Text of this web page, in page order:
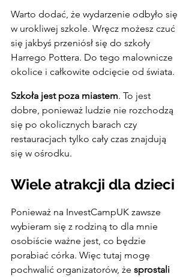
Warto dodać, że wydarzenie odbyło się
w urokliwej szkole. Wręcz możesz czuć
się jakbyś przeniósł się do szkoły
Harrego Pottera. Do tego malownicze
okolice i całkowite odcięcie od świata.
Szkoła jest poza miastem. To jest
dobre, ponieważ ludzie nie rozchodzą
się po okolicznych barach czy
restauracjach tylko cały czas znajdują
się w ośrodku.
Wiele atrakcji dla dzieci
Ponieważ na InvestCampUK zawsze
wybieram się z rodziną to dla mnie
osobiście ważne jest, co będzie
porabiać córka. Więc tutaj mogę
pochwalić organizatorów, że sprostali